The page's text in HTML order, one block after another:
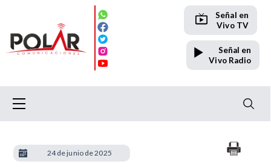
Señal en
Vivo TV
Señal en
Vivo Radio
24 de junio de 2025